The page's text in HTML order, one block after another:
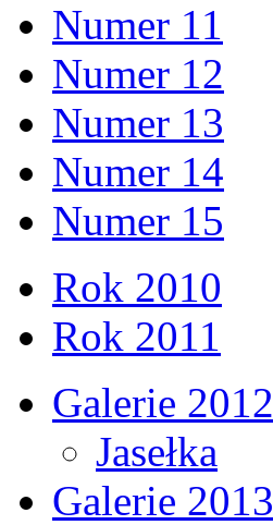
Numer 11
Numer 12
Numer 13
Numer 14
Numer 15
Rok 2010
Rok 2011
Galerie 2012
Jasełka
Galerie 2013